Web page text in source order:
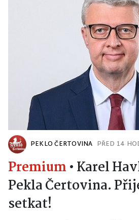
PEKLO ČERTOVINA PŘED 14
Premium • Karel
Pekla Čertovina.
setkat!